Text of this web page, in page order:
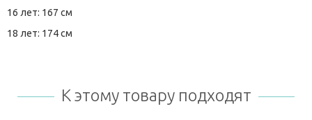
16 лет: 167 см
18 лет: 174 см
К этому товару подходят